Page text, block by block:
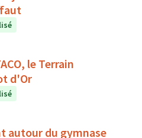
le Terrain
d'Or
autour du gymnase